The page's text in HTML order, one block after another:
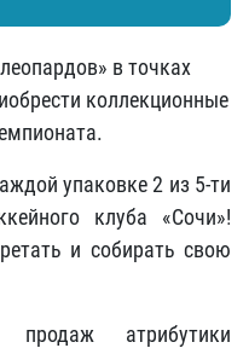
в точках
коллекционные
упаковке 2 из 5-ти
клуба «Сочи»!
и собирать свою
атрибутики